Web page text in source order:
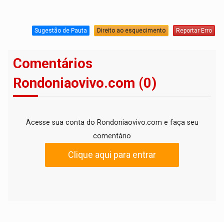
Sugestão de Pauta Direito ao esquecimento Reportar Erro
Comentários
Rondoniaovivo.com (0)
Acesse sua conta do Rondoniaovivo.com e faça seu
comentário
Clique aqui para entrar